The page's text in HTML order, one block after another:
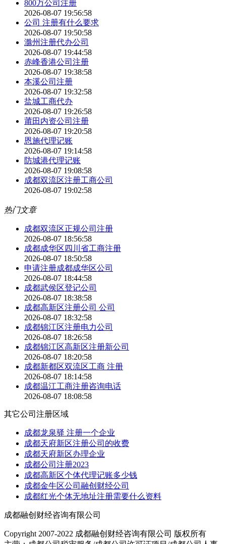
800万公司注册
2026-08-07 19:56:58
公司 注册有什么要求
2026-08-07 19:50:58
滁州注册代办公司
2026-08-07 19:44:58
赤峰香港公司注册
2026-08-07 19:38:58
本溪公司注册
2026-08-07 19:32:58
盐城工商代办
2026-08-07 19:26:58
莆田内资公司注册
2026-08-07 19:20:58
恩施代理记账
2026-08-07 19:14:58
防城港代理记账
2026-08-07 19:08:58
成都双流区注册工商公司
2026-08-07 19:02:58
热门文章
成都双流区正规公司注册
2026-08-07 18:56:58
成都成华区四川省工商注册
2026-08-07 18:50:58
申请注册成都成华区公司
2026-08-07 18:44:58
成都武侯区登记公司
2026-08-07 18:38:58
成都高新区注册公司 公司
2026-08-07 18:32:58
成都锦江区注册电力公司
2026-08-07 18:26:58
成都锦江区高新区注册新公司
2026-08-07 18:20:58
成都新都区双流区工商 注册
2026-08-07 18:14:58
成都温江工商注册咨询电话
2026-08-07 18:08:58
其它公司注册区域
成都龙泉驿 注册一个企业
成都天府新区注册公司的收费
成都天府新区办理企业
成都公司注册2023
成都高新区个体代理记账多少钱
成都金牛区公司融创财经公司
成都红光个体无地址注册需要什么资料
成都融创财经咨询有限公司
Copyright 2007-2022 成都融创财经咨询有限公司 版权所有